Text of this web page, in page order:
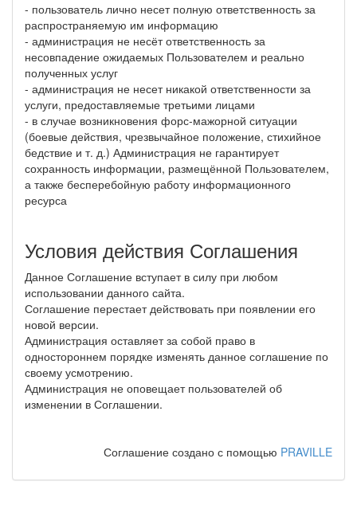
- пользователь лично несет полную ответственность за
распространяемую им информацию
- администрация не несёт ответственность за
несовпадение ожидаемых Пользователем и реально
полученных услуг
- администрация не несет никакой ответственности за
услуги, предоставляемые третьими лицами
- в случае возникновения форс-мажорной ситуации
(боевые действия, чрезвычайное положение, стихийное
бедствие и т. д.) Администрация не гарантирует
сохранность информации, размещённой Пользователем,
а также бесперебойную работу информационного
ресурса
Условия действия Соглашения
Данное Соглашение вступает в силу при любом
использовании данного сайта.
Соглашение перестает действовать при появлении его
новой версии.
Администрация оставляет за собой право в
одностороннем порядке изменять данное соглашение по
своему усмотрению.
Администрация не оповещает пользователей об
изменении в Соглашении.
Соглашение создано с помощью PRAVILLE